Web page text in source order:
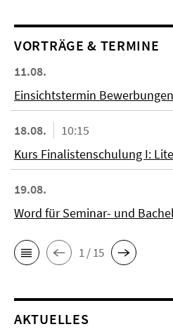
VORTRÄGE & TERMINE
11.08.
Einsichtstermin
18.08.
10:15
Kurs Finalistenschulung I:
19.08.
Word für Seminar- und
1 / 15
AKTUELLES